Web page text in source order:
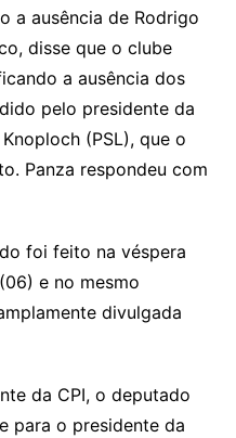
a ausência de Rodrigo
disse que o clube
a ausência dos
pelo presidente da
(PSL), que o
Panza respondeu com
foi feito na véspera
e no mesmo
divulgada
da CPI, o deputado
para o presidente da